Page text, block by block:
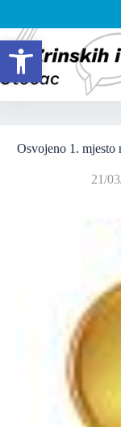
Open
Osvojeno 1. mjesto
21/